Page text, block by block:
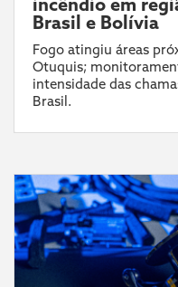
Brasil e Bolívia
Fogo atingiu áreas
Otuquis;
intensidade das
Brasil.